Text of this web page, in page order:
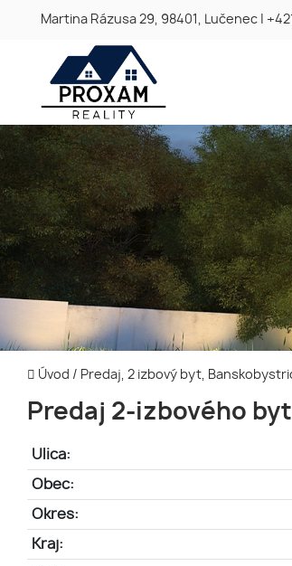
Martina Rázusa 29, 98401, Lučenec
Úvod / Predaj, 2 izbový byt,
Predaj 2-izbového
Ulica:
Obec:
Okres:
Kraj: